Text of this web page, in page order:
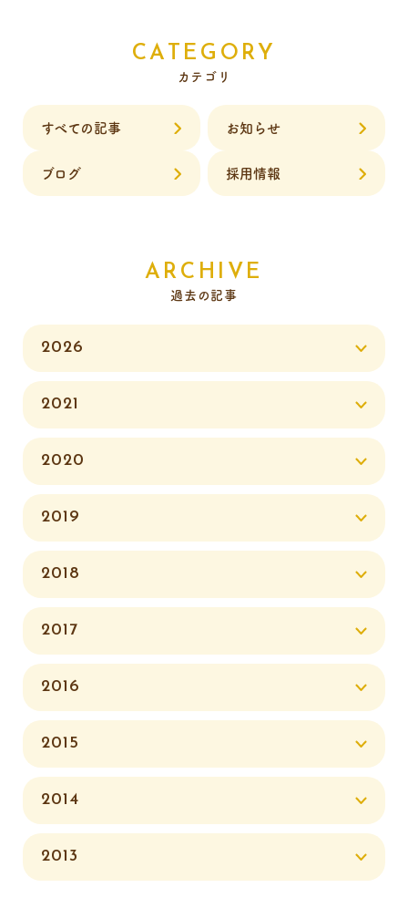
CATEGORY
カテゴリ
すべての記事 お知らせ
ブログ 採用情報
ARCHIVE
過去の記事
2026
2021
2020
2019
2018
2017
2016
2015
2014
2013